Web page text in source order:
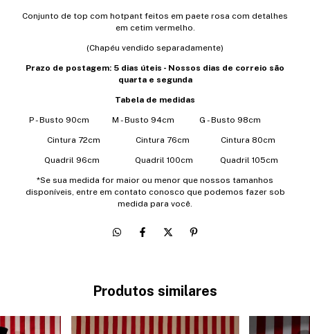
Conjunto de top com hotpant feitos em paete rosa com detalhes
em cetim vermelho.
(Chapéu vendido separadamente)
Prazo de postagem: 5 dias úteis - Nossos dias de correio são
quarta e segunda
Tabela de medidas
P - Busto 90cm M - Busto 94cm G - Busto 98cm
Cintura 72cm Cintura 76cm Cintura 80cm
Quadril 96cm Quadril 100cm Quadril 105cm
*Se sua medida for maior ou menor que nossos tamanhos
disponíveis, entre em contato conosco que podemos fazer sob
medida para você.
Produtos similares